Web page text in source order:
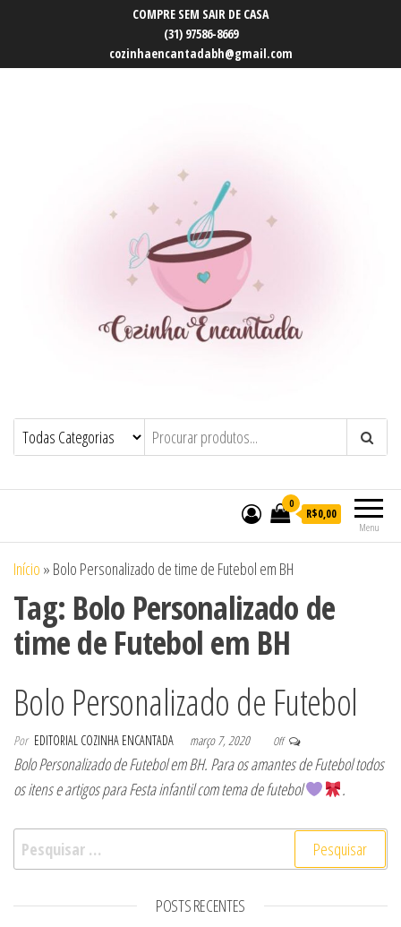
COMPRE SEM SAIR DE CASA
(31) 97586-8669
cozinhaencantadabh@gmail.com
Bolos em Maceió | Bolos
Personalizados de Casamento e
Personalizados de Casamento e
Aniversário em Maceió – Confeitaria
Cozinha Encantada
Bolos em Maceió | Bolos Personalizados
de Casamento e Aniversário em Maceió |
Doces Personalizados de Casamento e
Cozinha Encantada
Menu
0
R$0,00
Início » Bolo Personalizado de time de Futebol em BH
Tag: Bolo Personalizado de
time de Futebol em BH
Bolo Personalizado de Futebol
Por EDITORIAL COZINHA ENCANTADA março 7, 2020 Off
Bolo Personalizado de Futebol em BH. Para os amantes de Futebol todos
os itens e artigos para Festa infantil com tema de futebol
.
Pesquisar por:
POSTS RECENTES